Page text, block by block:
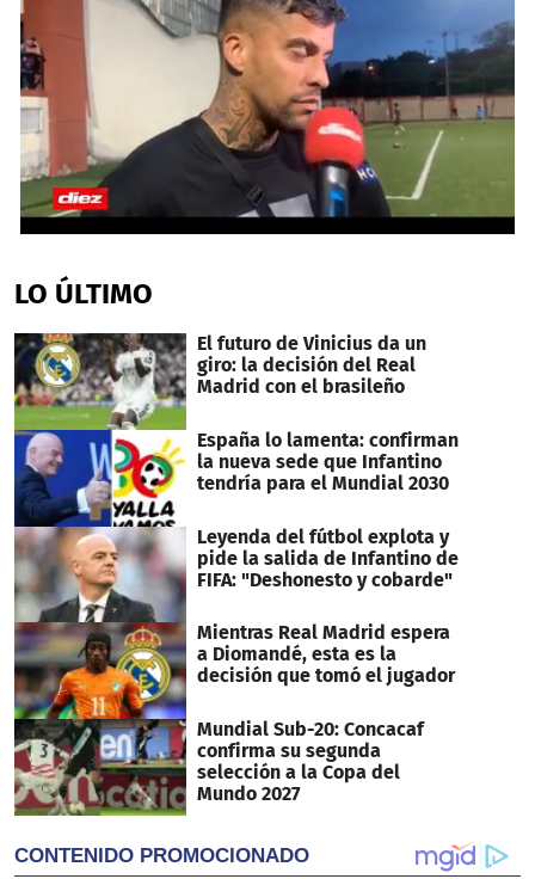
of
1
29
seconds
LO ÚLTIMO
El futuro de Vinicius da un
giro: la decisión del Real
Madrid con el brasileño
España lo lamenta: confirman
la nueva sede que Infantino
tendría para el Mundial 2030
Leyenda del fútbol explota y
pide la salida de Infantino de
FIFA: "Deshonesto y cobarde"
Mientras Real Madrid espera
a Diomandé, esta es la
decisión que tomó el jugador
Mundial Sub-20: Concacaf
confirma su segunda
selección a la Copa del
Mundo 2027